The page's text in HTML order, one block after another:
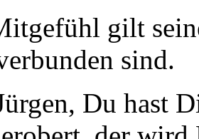
gilt
sind.
Du hast